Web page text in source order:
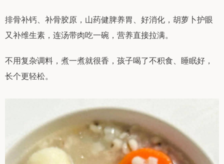
排骨补钙、补骨胶原，山药健脾养胃、好消化，胡萝卜护眼
又补维生素，连汤带肉吃一碗，营养直接拉满。
不用复杂调料，煮一煮就很香，孩子喝了不积食、睡眠好，
长个更轻松。